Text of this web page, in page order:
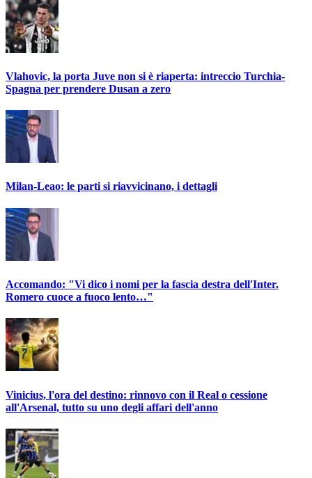
Vlahovic, la porta Juve non si è riaperta: intreccio Turchia-
Spagna per prendere Dusan a zero
Milan-Leao: le parti si riavvicinano, i dettagli
Accomando: "Vi dico i nomi per la fascia destra dell'Inter.
Romero cuoce a fuoco lento…"
Vinicius, l'ora del destino: rinnovo con il Real o cessione
all'Arsenal, tutto su uno degli affari dell'anno